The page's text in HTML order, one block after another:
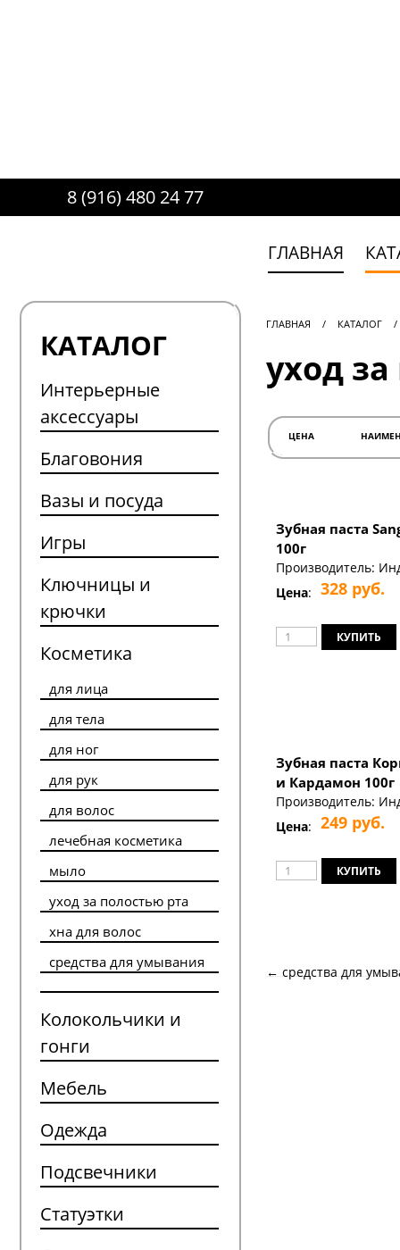
8 (916) 480 24 77
ГЛАВНАЯ
КАТАЛОГ
Интерьерные
аксессуары
Благовония
Вазы и посуда
Игры
Ключницы и
крючки
Косметика
для лица
для тела
для ног
для рук
для волос
лечебная косметика
мыло
уход за полостью рта
хна для волос
средства для умывания
Колокольчики и
гонги
Мебель
Одежда
Подсвечники
Статуэтки
ГЛАВНАЯ / КАТАЛОГ /
уход
ЦЕНА
Зубная паста
100г
Производитель:
Цена: 328 руб.
Зубная паста
и Кардамон 100г
Производитель:
Цена: 249 руб.
← средства для